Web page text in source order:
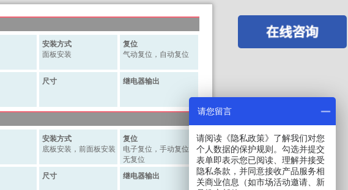
安装方式
面板安装
复位
气动复位，自动复位
尺寸 继电器输出
安装方式
底板安装，前面板安装
复位
电子复位，手动复位，
无复位
尺寸 继电器输出
请您留言
请阅读《隐私政策》了解我们对您
个人数据的保护规则。勾选并提交
表单即表示您已阅读、理解并接受
隐私条款，并同意接收产品服务相
关商业信息（如市场活动邀请、新